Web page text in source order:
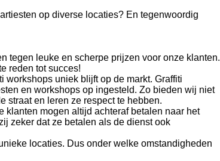
op diverse locaties? En tegenwoordig
tegen leuke en scherpe prijzen voor onze klanten.
reden tot succes!
uniek blijft op de markt. Graffiti
en workshops op ingesteld. Zo bieden wij niet
straat en leren ze respect te hebben.
klanten mogen altijd achteraf betalen naar het
zeker dat ze betalen als de dienst ook
locaties. Dus onder welke omstandigheden